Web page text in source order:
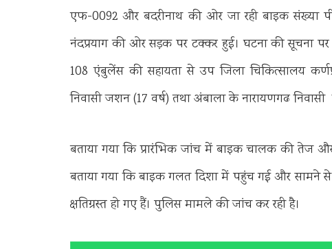
एफ-0092 और बदरीनाथ की ओर जा रही बाइक संख्या
नंदप्रयाग की ओर सड़क पर टक्कर हुई। घटना की सूचना
108 एंबुलेंस की सहायता से उप जिला चिकित्सालय
निवासी जशन (17 वर्ष) तथा अंबाला के नारायणगढ
बताया गया कि प्रारंभिक जांच में बाइक चालक की तेज और
बताया गया कि बाइक गलत दिशा में पहुंच गई और सामने से
क्षतिग्रस्त हो गए हैं। पुलिस मामले की जांच कर रही है।